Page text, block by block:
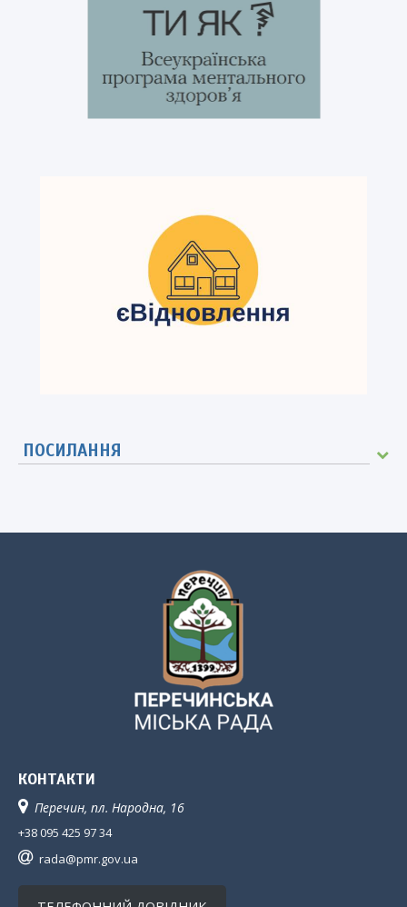
ПОСИЛАННЯ
КОНТАКТИ
Перечин, пл. Народна, 16
+38 095 425 97 34
rada@pmr.gov.ua